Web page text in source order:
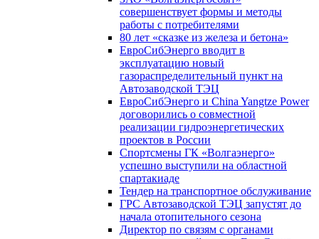
совершенствует формы и методы
работы с потребителями
80 лет «сказке из железа и бетона»
ЕвроСибЭнерго вводит в
эксплуатацию новый
газораспределительный пункт на
Автозаводской ТЭЦ
ЕвроСибЭнерго и China Yangtze Power
договорились о совместной
реализации гидроэнергетических
проектов в России
Спортсмены ГК «Волгаэнерго»
успешно выступили на областной
спартакиаде
Тендер на транспортное обслуживание
ГРС Автозаводской ТЭЦ запустят до
начала отопительного сезона
Директор по связям с органами